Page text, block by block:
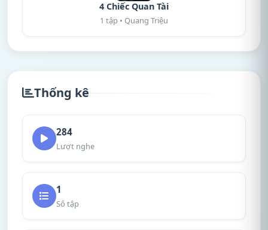
4 Chiếc Quan Tài
1 tập • Quang Triệu
Thống kê
284
Lượt nghe
1
Số tập